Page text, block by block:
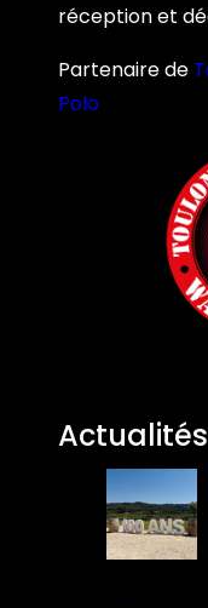
réception et
Partenaire de
Polo
Actualités